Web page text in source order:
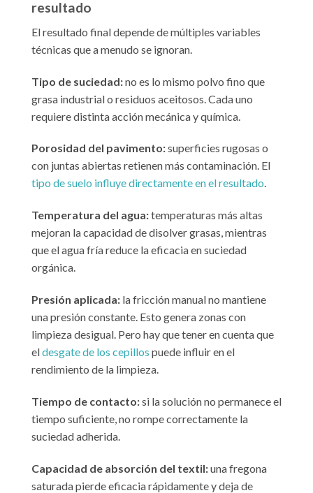
resultado
El resultado final depende de múltiples variables
técnicas que a menudo se ignoran.
Tipo de suciedad:no es lo mismo polvo fino que
grasa industrial o residuos aceitosos. Cada uno
requiere distinta acción mecánica y química.
Porosidad del pavimento:superficies rugosas o
con juntas abiertas retienen más contaminación. El
tipo de suelo influye directamente en el resultado.
Temperatura del agua:temperaturas más altas
mejoran la capacidad de disolver grasas, mientras
que el agua fría reduce la eficacia en suciedad
orgánica.
Presión aplicada: la fricción manual no mantiene
una presión constante. Esto genera zonas con
limpieza desigual. Pero hay que tener en cuenta que
eldesgate de los cepillos puede influir en el
rendimiento de la limpieza.
Tiempo de contacto:si la solución no permanece el
tiempo suficiente, no rompe correctamente la
suciedad adherida.
Capacidad de absorción del textil:una fregona
saturada pierde eficacia rápidamente y deja de